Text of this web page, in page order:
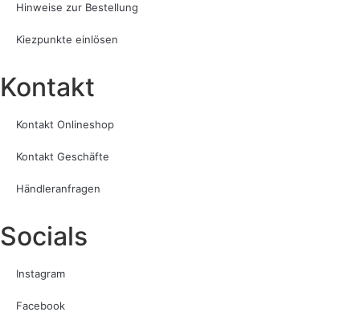
Hinweise zur Bestellung
Kiezpunkte einlösen
Kontakt​
Kontakt Onlineshop
Kontakt Geschäfte
Händleranfragen
Socials
Instagram
Facebook